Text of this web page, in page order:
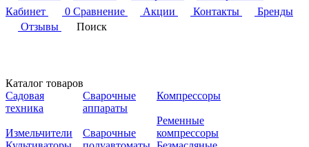
Кабинет
0 Сравнение Акции Контакты
Бренды
Отзывы
Поиск
Каталог товаров
Садовая
техника
Измельчители
Сварочные
аппараты
Сварочные
Компрессоры
Ременные
компрессоры